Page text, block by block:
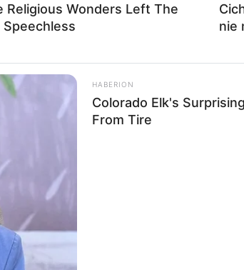
Zwiastun
Religious Wonders Left The
Speechless
nie
HABERION
Colorado Elk's
From Tire
Actors Didn't Want To Share